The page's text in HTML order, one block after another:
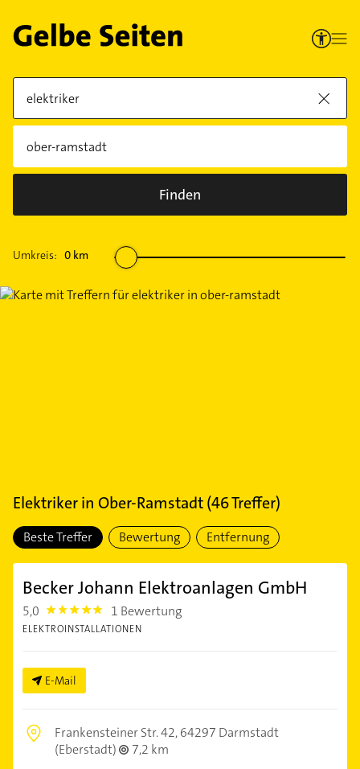
Finden
Umkreis: 0 km
Elektrikerin Ober-Ramstadt(46Treffer)
Beste Treffer Bewertung Entfernung
Becker Johann Elektroanlagen GmbH
5,0 5.0 1 Bewertung
ELEKTROINSTALLATIONEN
E-Mail
Frankensteiner Str. 42,64297 Darmstadt
(Eberstadt)
7,2 km